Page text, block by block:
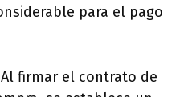
para el pago
firmar el contrato de